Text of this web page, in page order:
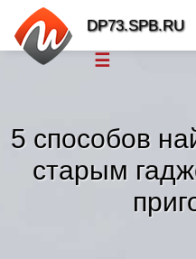
5 способов
старым
DP73.SPB.RU
☰
Тренды новостей»